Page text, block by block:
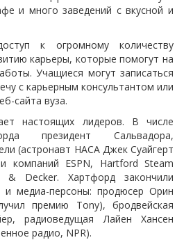
и много заведений с вкусной и
к огромному количеству
карьеры, которые помогут на
Учащиеся могут записаться
с карьерным консультантом или
сайта вуза.
настоящих лидеров. В числе
президент Сальвадора,
(астронавт НАСА Джек Суайгерт
компаний ESPN, Hartford Steam
Decker. Хартфорд закончили
и медиа-персоны: продюсер Орин
премию Tony), бродвейская
радиоведущая Лайен Хансен
радио, NPR).